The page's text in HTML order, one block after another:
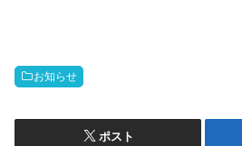
お知らせ
ポスト